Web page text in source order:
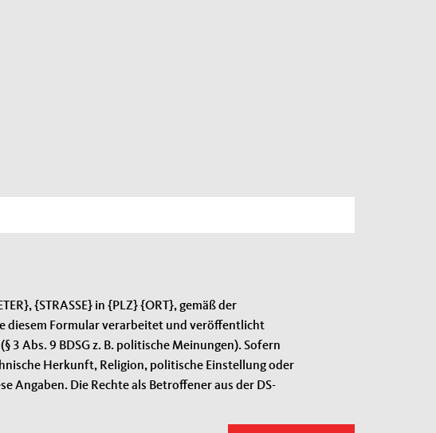
{STRASSE} in {PLZ} {ORT}, gemäß der
diesem Formular verarbeitet und veröffentlicht
Abs. 9 BDSG z. B. politische Meinungen). Sofern
Herkunft, Religion, politische Einstellung oder
Angaben. Die Rechte als Betroffener aus der DS-